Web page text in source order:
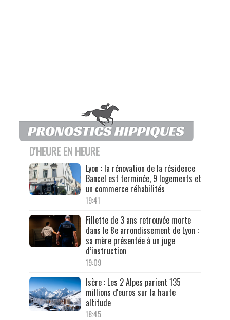
D'HEURE EN HEURE
Lyon : la rénovation de la résidence
Bancel est terminée, 9 logements et
un commerce réhabilités
19:41
Fillette de 3 ans retrouvée morte
dans le 8e arrondissement de Lyon :
sa mère présentée à un juge
d’instruction
19:09
Isère : Les 2 Alpes parient 135
millions d'euros sur la haute
altitude
18:45